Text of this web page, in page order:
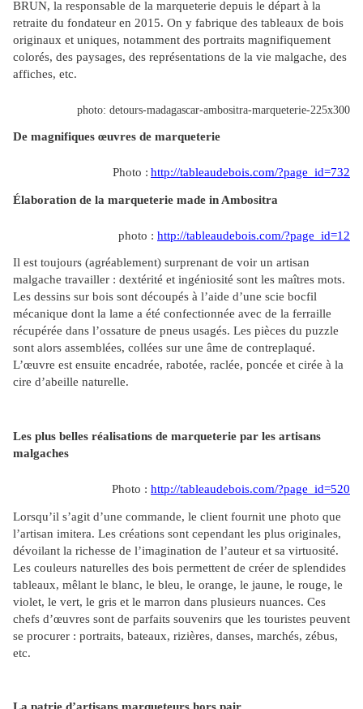
BRUN, la responsable de la marqueterie depuis le départ à la
retraite du fondateur en 2015. On y fabrique des tableaux de bois
originaux et uniques, notamment des portraits magnifiquement
colorés, des paysages, des représentations de la vie malgache, des
affiches, etc.
photo: detours-madagascar-ambositra-marqueterie-225x300
De magnifiques œuvres de marqueterie
Photo : http://tableaudebois.com/?page_id=732
Élaboration de la marqueterie made in Ambositra
photo : http://tableaudebois.com/?page_id=12
Il est toujours (agréablement) surprenant de voir un artisan
malgache travailler : dextérité et ingéniosité sont les maîtres mots.
Les dessins sur bois sont découpés à l’aide d’une scie bocfil
mécanique dont la lame a été confectionnée avec de la ferraille
récupérée dans l’ossature de pneus usagés. Les pièces du puzzle
sont alors assemblées, collées sur une âme de contreplaqué.
L’œuvre est ensuite encadrée, rabotée, raclée, poncée et cirée à la
cire d’abeille naturelle.
Les plus belles réalisations de marqueterie par les artisans
malgaches
Photo : http://tableaudebois.com/?page_id=520
Lorsqu’il s’agit d’une commande, le client fournit une photo que
l’artisan imitera. Les créations sont cependant les plus originales,
dévoilant la richesse de l’imagination de l’auteur et sa virtuosité.
Les couleurs naturelles des bois permettent de créer de splendides
tableaux, mêlant le blanc, le bleu, le orange, le jaune, le rouge, le
violet, le vert, le gris et le marron dans plusieurs nuances. Ces
chefs d’œuvres sont de parfaits souvenirs que les touristes peuvent
se procurer : portraits, bateaux, rizières, danses, marchés, zébus,
etc.